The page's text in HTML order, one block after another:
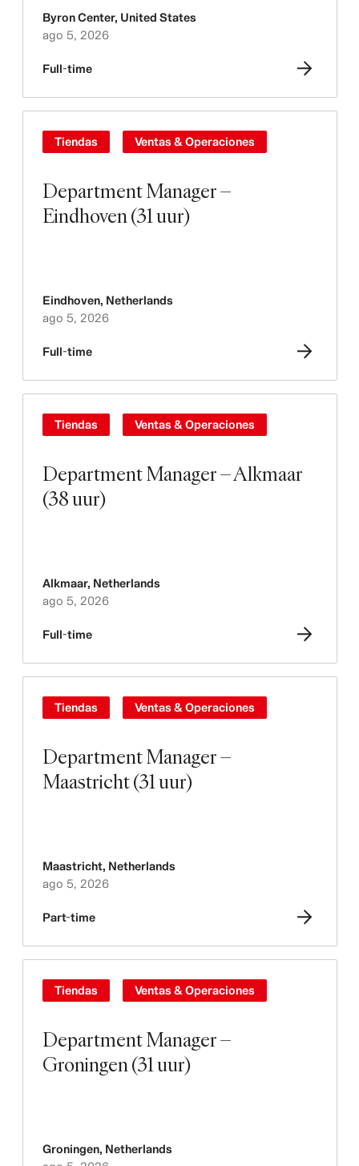
Byron Center, United States
ago 5, 2026
Full-time
Department Manager –
Eindhoven (31 uur)
Tiendas Ventas & Operaciones
Eindhoven, Netherlands
ago 5, 2026
Full-time
Department Manager – Alkmaar
(38 uur)
Tiendas Ventas & Operaciones
Alkmaar, Netherlands
ago 5, 2026
Full-time
Department Manager –
Maastricht (31 uur)
Tiendas Ventas & Operaciones
Maastricht, Netherlands
ago 5, 2026
Part-time
Department Manager –
Groningen (31 uur)
Tiendas Ventas & Operaciones
Groningen, Netherlands